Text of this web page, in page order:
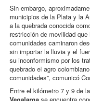
Sin embargo,
municipios de la Plata y la
a la quebrada conocida
restricción de movilidad que
comunidades caminaron
sin importar la lluvia y el
su inconformismo por los
quebrado el agro
comunidades”, comunicó
Entre el kilómetro 7 y 9 de